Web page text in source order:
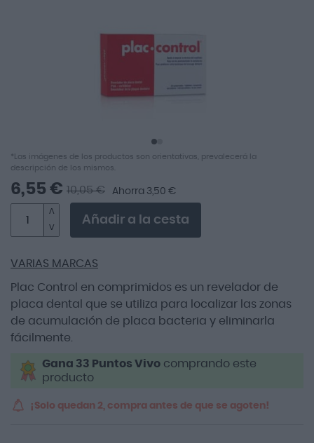
al
de
la
de
*Las imágenes de los productos son orientativas, prevalecerá la
descripción de los mismos.
VARIAS MARCAS
Plac Control en comprimidos es un revelador de
placa dental que se utiliza para localizar las zonas
de acumulación de placa bacteria y eliminarla
fácilmente.
Gana 33 Puntos Vivo comprando este
producto
6,55 € 10,05 € Ahorra 3,50 €
Añadir a la cesta
¡Solo quedan 2, compra antes de que se agoten!